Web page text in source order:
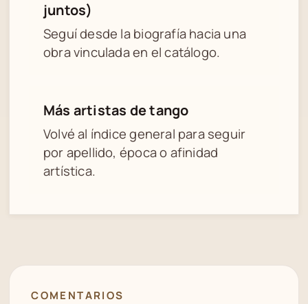
juntos)
Seguí desde la biografía hacia una
obra vinculada en el catálogo.
Más artistas de tango
Volvé al índice general para seguir
por apellido, época o afinidad
artística.
COMENTARIOS